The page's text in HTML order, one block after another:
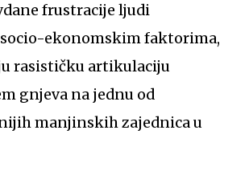
frustracije ljudi
ekonomskim faktorima,
rasističku artikulaciju
gnjeva na jednu od
manjinskih zajednica u